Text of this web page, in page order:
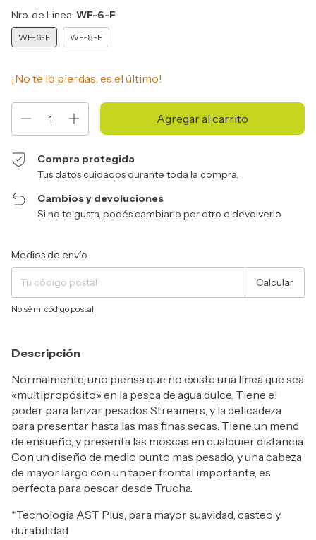
Nro. de Linea: WF-6-F
WF-6-F WF-8-F
¡No te lo pierdas, es el último!
Compra protegida
Tus datos cuidados durante toda la compra.
Cambios y devoluciones
Si no te gusta, podés cambiarlo por otro o devolverlo.
Entregas para el CP:
Medios de envío
Calcular
No sé mi código postal
Descripción
Normalmente, uno piensa que no existe una línea que sea
«multipropósito» en la pesca de agua dulce. Tiene el
poder para lanzar pesados Streamers, y la delicadeza
para presentar hasta las mas finas secas. Tiene un mend
de ensueño, y presenta las moscas en cualquier distancia.
Con un diseño de medio punto mas pesado, y una cabeza
de mayor largo con un taper frontal importante, es
perfecta para pescar desde Trucha.
*Tecnología AST Plus, para mayor suavidad, casteo y
durabilidad